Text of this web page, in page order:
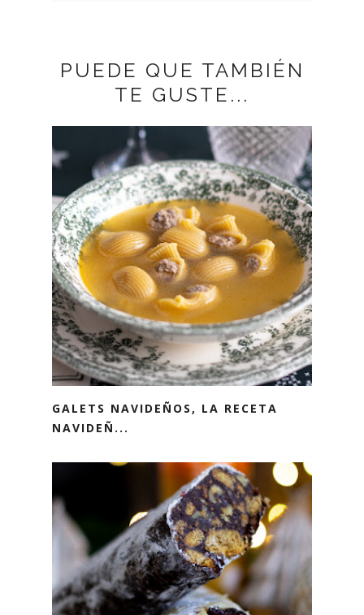
PUEDE QUE TAMBIÉN
TE GUSTE...
GALETS NAVIDEÑOS, LA RECETA
NAVIDEÑ...